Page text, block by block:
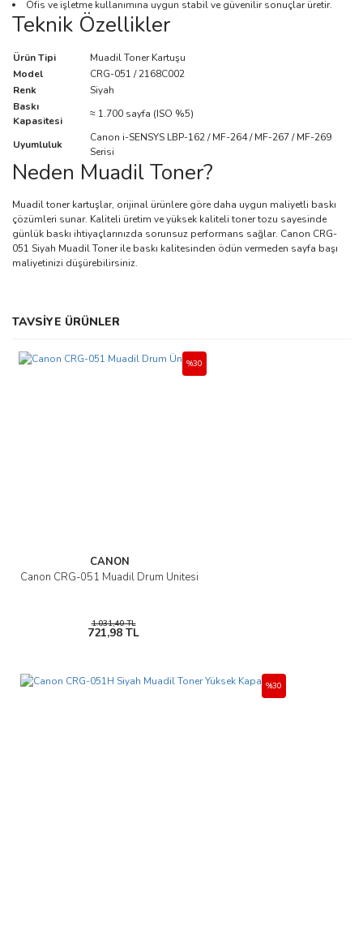
Ofis ve işletme kullanımına uygun stabil ve güvenilir sonuçlar üretir.
Teknik Özellikler
Ürün Tipi
Muadil Toner Kartuşu
Model
CRG-051 / 2168C002
Renk
Siyah
Baskı
Kapasitesi
≈ 1.700 sayfa (ISO %5)
Uyumluluk
Canon i-SENSYS LBP-162 / MF-264 / MF-267 / MF-269
Serisi
Neden Muadil Toner?
Muadil toner kartuşlar, orijinal ürünlere göre daha uygun maliyetli baskı
çözümleri sunar. Kaliteli üretim ve yüksek kaliteli toner tozu sayesinde
günlük baskı ihtiyaçlarınızda sorunsuz performans sağlar. Canon CRG-
051 Siyah Muadil Toner ile baskı kalitesinden ödün vermeden sayfa başı
maliyetinizi düşürebilirsiniz.
Bu ürünün fiyat bilgisi, resim, ürün açıklamalarında ve diğer
konularda yetersiz gördüğünüz noktaları öneri formunu kullanarak
Görüş ve önerileriniz için teşekkür ederiz.
TAVSİYE ÜRÜNLER
CANON
Canon CRG-051 Muadil Drum Ünitesi
%30
1.031,40 TL
721,98 TL
%30